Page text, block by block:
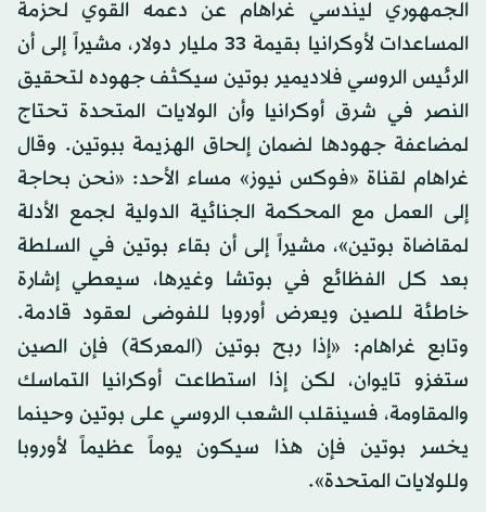
الجمهوري ليندسي غراهام عن دعمه القوي لحزمة
المساعدات لأوكرانيا بقيمة 33 مليار دولار، مشيراً إلى أن
الرئيس الروسي فلاديمير بوتين سيكثف جهوده لتحقيق
النصر في شرق أوكرانيا وأن الولايات المتحدة تحتاج
لمضاعفة جهودها لضمان إلحاق الهزيمة ببوتين. وقال
غراهام لقناة «فوكس نيوز» مساء الأحد: «نحن بحاجة
إلى العمل مع المحكمة الجنائية الدولية لجمع الأدلة
لمقاضاة بوتين»، مشيراً إلى أن بقاء بوتين في السلطة
بعد كل الفظائع في بوتشا وغيرها، سيعطي إشارة
خاطئة للصين ويعرض أوروبا للفوضى لعقود قادمة.
وتابع غراهام: «إذا ربح بوتين (المعركة) فإن الصين
ستغزو تايوان، لكن إذا استطاعت أوكرانيا التماسك
والمقاومة، فسينقلب الشعب الروسي على بوتين وحينما
يخسر بوتين فإن هذا سيكون يوماً عظيماً لأوروبا
وللولايات المتحدة».